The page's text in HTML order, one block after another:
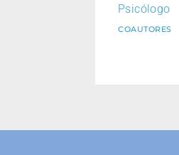
Psicólogo
COAUTORES